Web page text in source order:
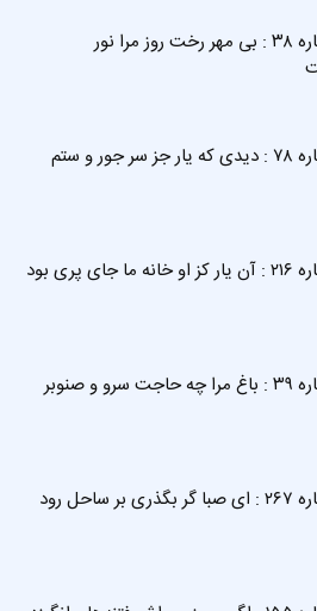
غزل شماره ۳۸ : بی مهر رخت روز مرا نور
غزل شماره ۷۸ : دیدی که یار جز سر جور و ستم
پری بود
غزل شماره ۳۹ : باغ مرا چه حاجت سرو و صنوبر
غزل شماره ۲۶۷ : ای صبا گر بگذری بر ساحل رود